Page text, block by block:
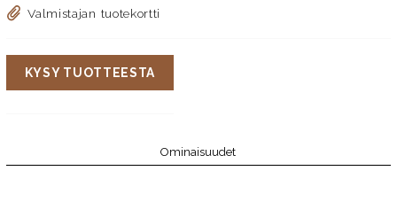
Valmistajan tuotekortti
KYSY TUOTTEESTA
Ominaisuudet